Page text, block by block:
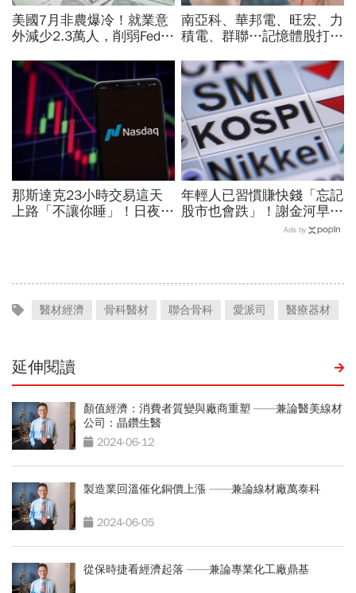
美國7月非農爆冷！就業意
外減少2.3萬人，削弱Fed升
創7個月來最佳單周
南亞科、華邦電、旺宏、力
積電、群聯…記憶體股打下
喊還很低：今年仍會漲很大
那斯達克23小時交易這天
上路「不讓你睡」！日夜盤
年輕人已習慣賺快錢「忘記
股市也會跌」！謝金河早一
步示警南韓個股槓桿ETF會
Ads by
醫材經濟 骨科醫材 聯合骨科 愛派司 醫療器材
延伸閱讀
顏值經濟：消費者質變與廠商重塑 ——兼論醫美線材
公司：晶鑽生醫
2024-06-12
製造業回溫催化銅價上漲 ——兼論線材廠萬泰科
2024-06-05
從保時捷看經濟起落 ——兼論專業化工廠鼎基